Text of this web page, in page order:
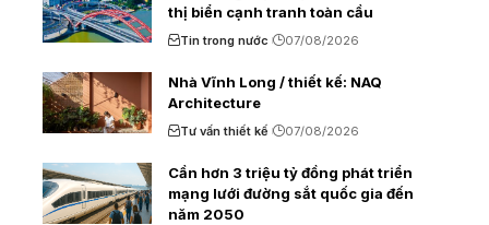
thị biển cạnh tranh toàn cầu
Tin trong nước 07/08/2026
Nhà Vĩnh Long / thiết kế: NAQ
Architecture
Tư vấn thiết kế 07/08/2026
Cần hơn 3 triệu tỷ đồng phát triển
mạng lưới đường sắt quốc gia đến
năm 2050